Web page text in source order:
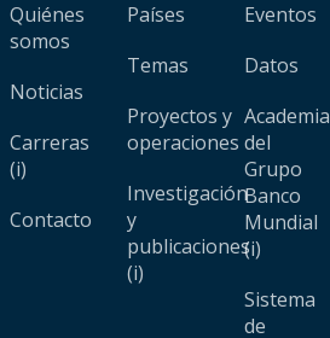
Quiénes
somos
Noticias
Carreras
(i)
Contacto
Países
Temas
Proyectos y
operaciones
Investigación
y
publicaciones
(i)
Eventos
Datos
Academia
del
Grupo
Banco
Mundial
(i)
Sistema
de